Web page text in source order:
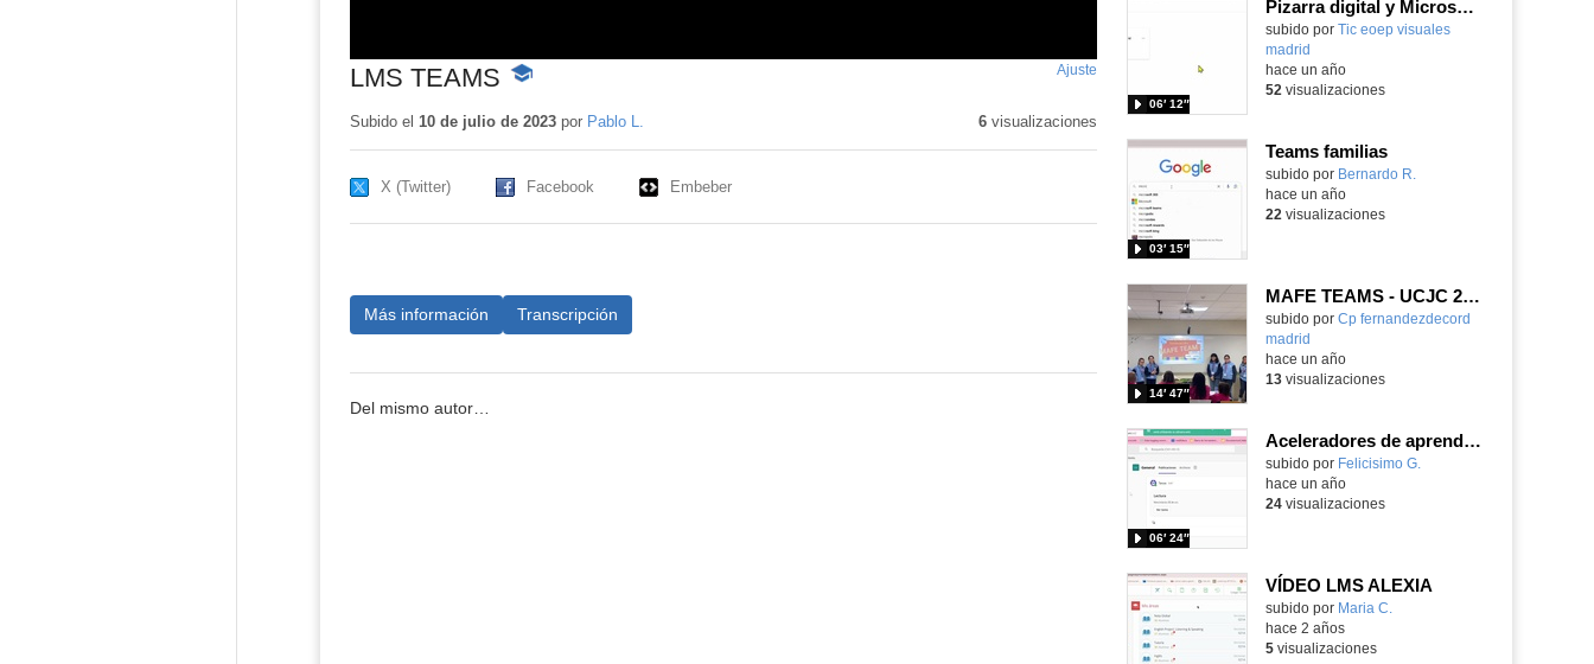
LMS TEAMS
-
educativo
Ajuste
pantalla
Subido el 10 de julio de 2023por Pablo L. 6visualizaciones
X (Twitter) Facebook Embeber
Más información Transcripción
Del mismo autor…
Pizarra digital y Microsoft Teams
subido por Tic eoep visuales
madrid
06′ 12″
hace un año
52 visualizaciones
Teams familias
subido por Bernardo R.
03′ 15″
hace un año
22 visualizaciones
MAFE TEAMS - UCJC 2024 MADRID
Contenido educativo.
subido por Cp fernandezdecord
madrid
14′ 47″
hace un año
13visualizaciones
Aceleradores de aprendizaje, comprensión lectora.
Contenido educativo.
subido por Felicisimo G.
06′ 24″
hace un año
24visualizaciones
VÍDEO LMS ALEXIA
Contenido educativo.
subido por Maria C.
hace 2 años
5visualizaciones